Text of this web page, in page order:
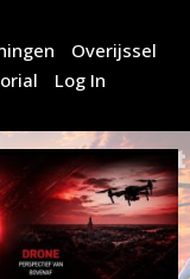
Overijssel
Log In